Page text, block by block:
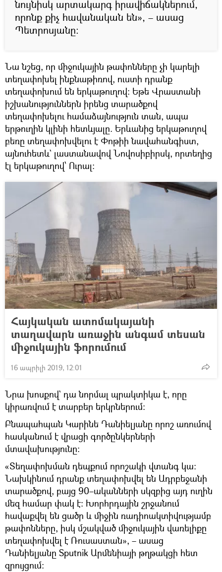
նույնիսկ արտակարգ իրավիճակներում,
որոնք քիչ հավանական են», – ասաց
Պետրոսյանը։
Նա նշեց, որ միջուկային թափոնները չի կարելի
տեղափոխել ինքնաթիռով, ուստի դրանք
տեղափոխում են երկաթուղով։ Եթե Վրաստանի
իշխանություններն իրենց տարածքով
տեղափոխելու համաձայնություն տան, ապա
երթուղին կլինի հետևյալը. Երևանից երկաթուղով
բեռը տեղափոխվելու է Փոթիի նավահանգիստ,
այնուհետև` լաստանավով Նովոսիբիրսկ, որտեղից
էլ երկաթուղով՝ Ուրալ։
Հայկական ատոմակայանի
տաղավարն առաջին անգամ տեսան
միջուկային ֆորումում
16 ապրիլի 2019, 12:01
Նրա խոսքով` դա նորմալ պրակտիկա է, որը
կիրառվում է տարբեր երկրներում։
Բնապահպան Կարինե Դանիելյանը որոշ առումով
հասկանում է վրացի գործընկերների
մտավախությունը։
«Տեղափոխման դեպքում որոշակի վտանգ կա։
Նախկինում դրանք տեղափոխվել են Ադրբեջանի
տարածքով, բայց 90–ականների սկզբից այդ ուղին
մեզ համար փակ է։ Խորհրդային շրջանում
հավաքվել են ցածր և միջին ռադիոակտիվությամբ
թափոնները, իսկ մշակված միջուկային վառելիքը
տեղափոխվել է Ռուսաստան», – ասաց
Դանիելյանը Sputnik Արմենիայի թղթակցի հետ
զրույցում։